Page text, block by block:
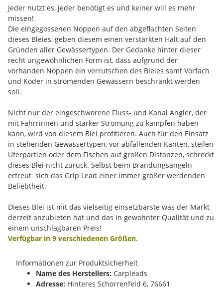
Jeder nutzt es, jeder benötigt es und keiner will es mehr
missen!
Die eingegossenen Noppen auf den abgeflachten Seiten
dieses Bleies, geben diesem einen verstärkten Halt auf den
Gründen aller Gewässertypen. Der Gedanke hinter dieser
recht ungewöhnlichen Form ist, dass aufgrund der
vorhanden Noppen ein verrutschen des Bleies samt Vorfach
und Köder in strömenden Gewässern beschränkt werden
soll.
Nicht nur der eingeschworene Fluss- und Kanal Angler, der
mit Fahrrinnen und starker Strömung zu kämpfen haben
kann, wird von diesem Blei profitieren. Auch für den Einsatz
in stehenden Gewässertypen, vor abfallenden Kanten, steilen
Uferpartien oder dem Fischen auf großen Distanzen, schreckt
dieses Blei nicht zurück. Selbst beim Brandungsangeln
erfreut sich das Grip Lead einer immer größer werdenden
Beliebtheit.
Dieses Blei ist mit das vielseitig einsetzbarste was der Markt
derzeit anzubieten hat und das in gewohnter Qualität und zu
einem unschlagbaren Preis!
Verfügbar in 9 verschiedenen Größen.
Informationen zur Produktsicherheit
Name des Herstellers: Carpleads
Adresse: Hinteres Schorrenfeld 6, 76661